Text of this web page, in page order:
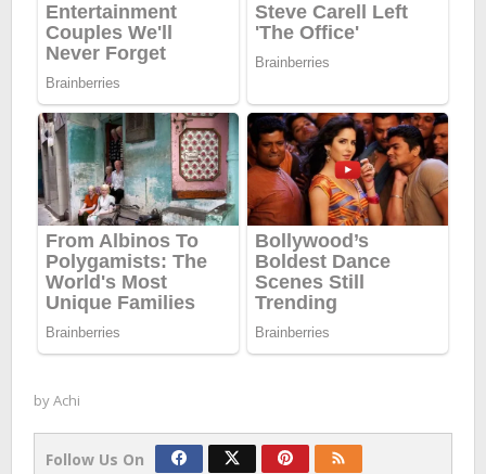
byAchi
Follow Us On